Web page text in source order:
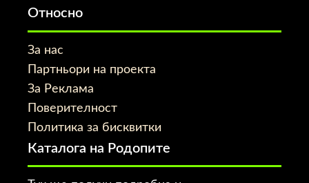
Относно
За нас
Партньори на проекта
За Реклама
Поверителност
Политика за бисквитки
Каталога на Родопите